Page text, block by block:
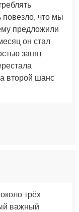
что мы
предложили
он стал
занят
второй шанс
трёх
важный